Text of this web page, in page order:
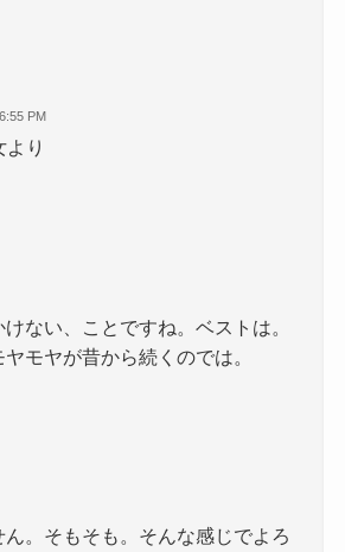
PM
より
ない、ことですね。ベストは。
モヤが昔から続くのでは。
。そもそも。そんな感じでよろ